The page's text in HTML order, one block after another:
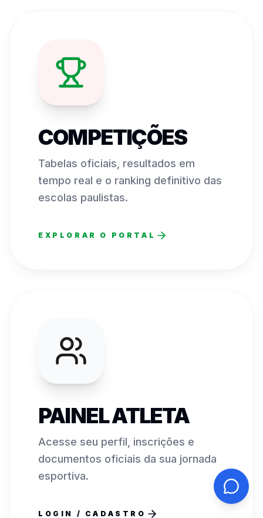
COMPETIÇÕES
Tabelas oficiais, resultados em
tempo real e o ranking definitivo das
escolas paulistas.
EXPLORAR O PORTAL
PAINEL ATLETA
Acesse seu perfil, inscrições e
documentos oficiais da sua jornada
esportiva.
LOGIN / CADASTRO